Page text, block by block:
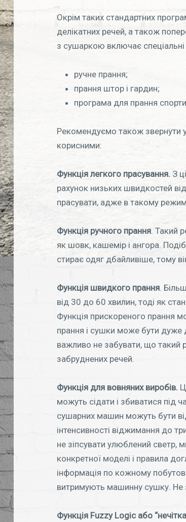
Окрім таких стандартних
делікатних речей, а також
з сушаркою включає
ручне прання;
прання штор і гардин;
програма для прання
Рекомендуємо також звернути
корисними:
Функція легкого прасування. З
рахунок низьких швидкостей
прасувати, адже в такому
Функція ручного прання. Такий
як шовк, кашемір і ангора.
стирає одяг дбайливіше, тому
Функція швидкого прання .
від 30 до 60 хвилин, тоді як
Функція прискореного прання
прання і сушки може бути
важливо не забувати, що такий
забруднених речей.
Функція для вовняних виробів.
можуть сідати і збиватися під
сушарних машин можуть бути
інтенсивності віджимання до
не зіпсувати улюблений светр,
конкретної моделі і правила
інформація по кожному
витримують машинну сушку. Не
Функція Fuzzy Logic або “нечітка